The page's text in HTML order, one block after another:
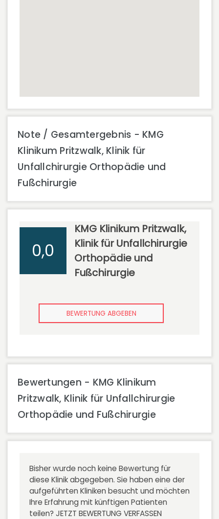
Note / Gesamtergebnis - KMG
Klinikum Pritzwalk, Klinik für
Unfallchirurgie Orthopädie und
Fußchirurgie
0,0
KMG Klinikum Pritzwalk,
Klinik für Unfallchirurgie
Orthopädie und
Fußchirurgie
BEWERTUNG ABGEBEN
Bewertungen - KMG Klinikum
Pritzwalk, Klinik für Unfallchirurgie
Orthopädie und Fußchirurgie
Bisher wurde noch keine Bewertung für
diese Klinik abgegeben. Sie haben eine der
aufgeführten Kliniken besucht und möchten
Ihre Erfahrung mit künftigen Patienten
teilen? JETZT BEWERTUNG VERFASSEN